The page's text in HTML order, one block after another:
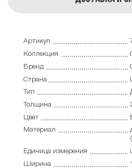
Артикул
Коллекция
Бренд
Страна
Тип
Толщина
Цвет
Материал
Единица измерения
Ширина